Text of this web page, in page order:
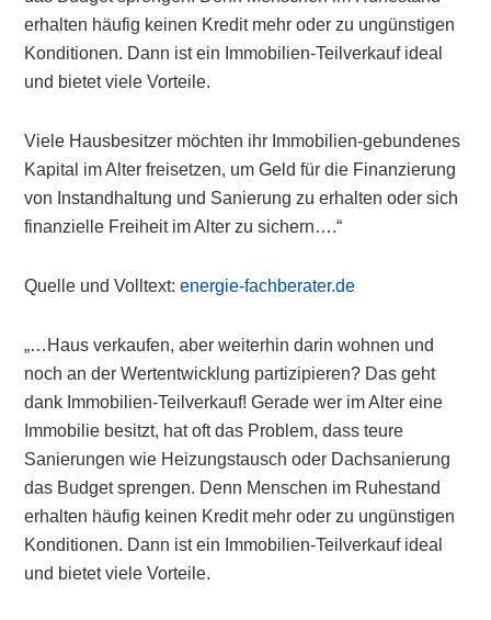
erhalten häufig keinen Kredit mehr oder zu ungünstigen
Konditionen. Dann ist ein Immobilien-Teilverkauf ideal
und bietet viele Vorteile.
Viele Hausbesitzer möchten ihr Immobilien-gebundenes
Kapital im Alter freisetzen, um Geld für die Finanzierung
von Instandhaltung und Sanierung zu erhalten oder sich
finanzielle Freiheit im Alter zu sichern….“
Quelle und Volltext:energie-fachberater.de
„…Haus verkaufen, aber weiterhin darin wohnen und
noch an der Wertentwicklung partizipieren? Das geht
dank Immobilien-Teilverkauf! Gerade wer im Alter eine
Immobilie besitzt, hat oft das Problem, dass teure
Sanierungen wie Heizungstausch oder Dachsanierung
das Budget sprengen. Denn Menschen im Ruhestand
erhalten häufig keinen Kredit mehr oder zu ungünstigen
Konditionen. Dann ist ein Immobilien-Teilverkauf ideal
und bietet viele Vorteile.